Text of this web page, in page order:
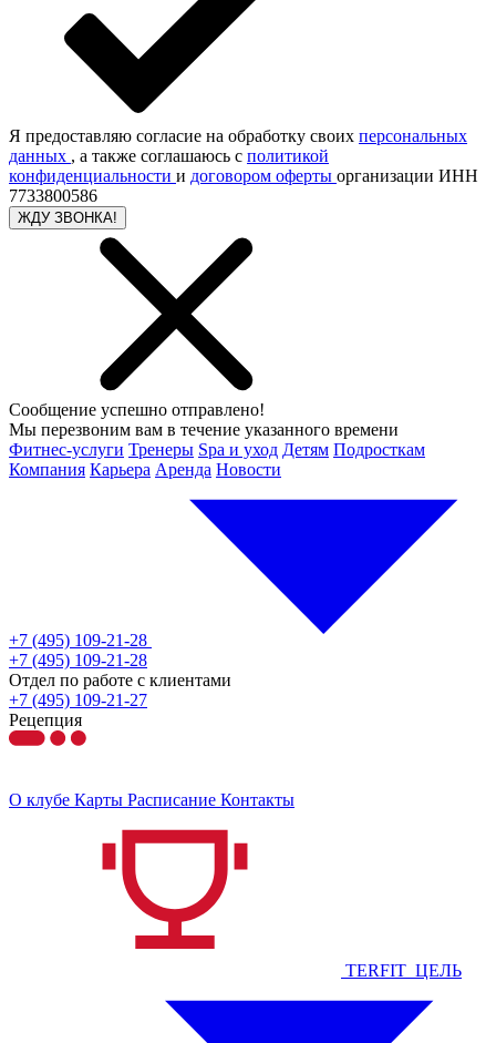
Я предоставляю согласие на обработку своих персональных
данных , а также соглашаюсь с политикой
конфиденциальности и договором оферты организации ИНН
7733800586
ЖДУ ЗВОНКА!
Сообщение успешно отправлено!
Мы перезвоним вам в течение указанного времени
Фитнес-услуги Тренеры Spa и уход Детям Подросткам
Компания Карьера Аренда Новости
+7 (495) 109-21-28
+7 (495) 109-21-28
Отдел по работе с клиентами
+7 (495) 109-21-27
Рецепция
О клубе Карты Расписание Контакты
TERFIT_ЦЕЛЬ